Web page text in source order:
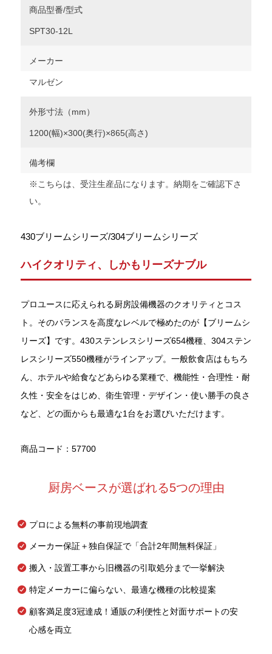
商品型番/型式
SPT30-12L
メーカー
マルゼン
外形寸法（mm）
1200(幅)×300(奥行)×865(高さ)
備考欄
※こちらは、受注生産品になります。納期をご確認下さ
い。
430ブリームシリーズ/304ブリームシリーズ
ハイクオリティ、しかもリーズナブル
プロユースに応えられる厨房設備機器のクオリティとコス
ト。そのバランスを高度なレベルで極めたのが【ブリームシ
リーズ】です。430ステンレスシリーズ654機種、304ステン
レスシリーズ550機種がラインアップ。一般飲食店はもちろ
ん、ホテルや給食などあらゆる業種で、機能性・合理性・耐
久性・安全をはじめ、衛生管理・デザイン・使い勝手の良さ
など、どの面からも最適な1台をお選びいただけます。
商品コード：57700
厨房ベースが選ばれる5つの理由
プロによる無料の事前現地調査
メーカー保証＋独自保証で「合計2年間無料保証」
搬入・設置工事から旧機器の引取処分まで一挙解決
特定メーカーに偏らない、最適な機種の比較提案
顧客満足度3冠達成！通販の利便性と対面サポートの安
心感を両立